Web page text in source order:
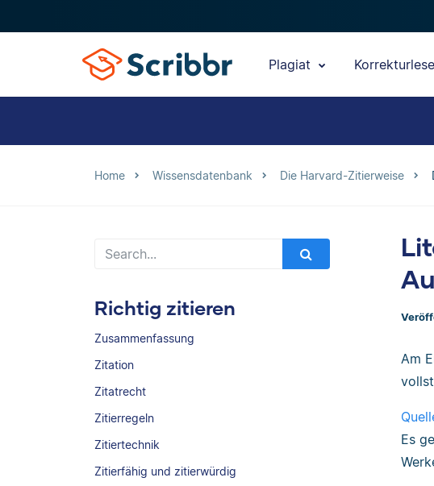
Plagiat
Home Wissensdatenbank Die Harvard-Zitierweise
Richtig zitieren
Zusammenfassung
Zitation
Zitatrecht
Zitierregeln
Zitiertechnik
Zitierfähig und zitierwürdig
Am
Es